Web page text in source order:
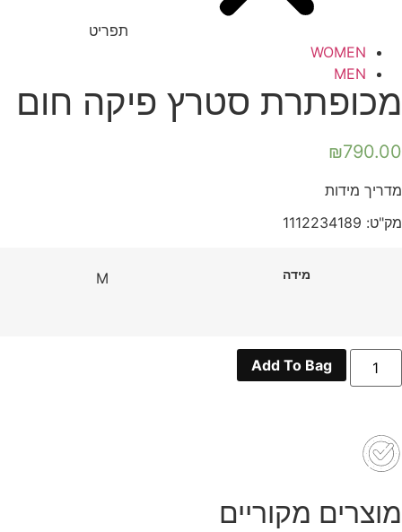
תפריט
WOMEN
MEN
מכופתרת סטרץ פיקה חום
₪790.00
מדריך מידות
מק"ט: 1112234189
מידה M
כמות
מכופתרת
Add To Bag
מוצרים מקוריים